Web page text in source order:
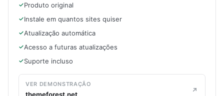
Produto original
Instale em quantos sites quiser
Atualização automática
Acesso a futuras atualizações
Suporte incluso
VER DEMONSTRAÇÃO